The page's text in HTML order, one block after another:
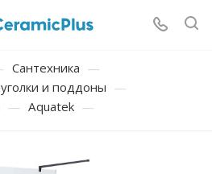
Сантехника —
и поддоны —
— Aquatek —